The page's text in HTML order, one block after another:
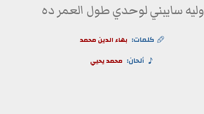
وليه سايبني لوحدي طول العمر ده
كلمات: بهاء الدين محمد
ألحان: محمد يحيي